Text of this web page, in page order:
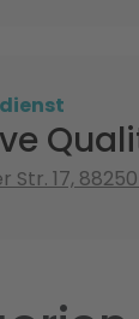
Str. 17,